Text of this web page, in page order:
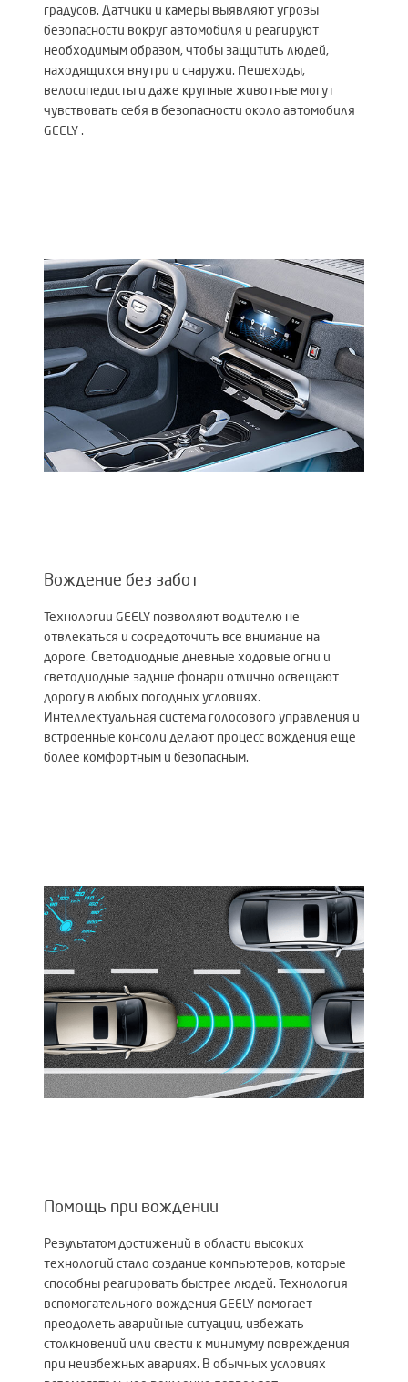
градусов. Датчики и камеры выявляют угрозы
безопасности вокруг автомобиля и реагируют
необходимым образом, чтобы защитить людей,
находящихся внутри и снаружи. Пешеходы,
велосипедисты и даже крупные животные могут
чувствовать себя в безопасности около автомобиля
GEELY .
Вождение без забот
Технологии GEELY позволяют водителю не
отвлекаться и сосредоточить все внимание на
дороге. Светодиодные дневные ходовые огни и
светодиодные задние фонари отлично освещают
дорогу в любых погодных условиях.
Интеллектуальная система голосового управления и
встроенные консоли делают процесс вождения еще
более комфортным и безопасным.
Помощь при вождении
Результатом достижений в области высоких
технологий стало создание компьютеров, которые
способны реагировать быстрее людей. Технология
вспомогательного вождения GEELY помогает
преодолеть аварийные ситуации, избежать
столкновений или свести к минимуму повреждения
при неизбежных авариях. В обычных условиях